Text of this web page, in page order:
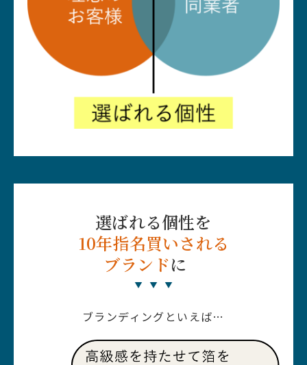
選ばれる個性を
10年指名買いされる
ブランドに
ブランディングといえば…